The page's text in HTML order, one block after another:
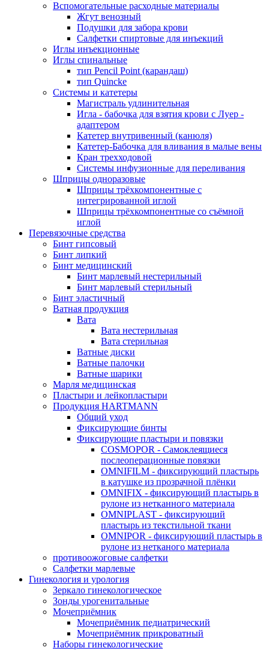
Вспомогательные расходные материалы
Жгут венозный
Подушки для забора крови
Салфетки спиртовые для инъекций
Иглы инъекционные
Иглы спинальные
тип Pencil Point (карандаш)
тип Quincke
Системы и катетеры
Магистраль удлинительная
Игла - бабочка для взятия крови с Луер -
адаптером
Катетер внутривенный (канюля)
Катетер-Бабочка для вливания в малые вены
Кран трехходовой
Системы инфузионные для переливания
Шприцы одноразовые
Шприцы трёхкомпонентные с
интегрированной иглой
Шприцы трёхкомпонентные со съёмной
иглой
Перевязочные средства
Бинт гипсовый
Бинт липкий
Бинт медицинский
Бинт марлевый нестерильный
Бинт марлевый стерильный
Бинт эластичный
Ватная продукция
Вата
Вата нестерильная
Вата стерильная
Ватные диски
Ватные палочки
Ватные шарики
Марля медицинская
Пластыри и лейкопластыри
Продукция HARTMANN
Общий уход
Фиксирующие бинты
Фиксирующие пластыри и повязки
COSMOPOR - Самоклеящиеся
послеоперационные повязки
OMNIFILM - фиксирующий пластырь
в катушке из прозрачной плёнки
OMNIFIX - фиксирующий пластырь в
рулоне из нетканного материала
OMNIPLAST - фиксирующий
пластырь из текстильной ткани
OMNIPOR - фиксирующий пластырь в
рулоне из нетканого материала
противоожоговые салфетки
Салфетки марлевые
Гинекология и урология
Зеркало гинекологическое
Зонды урогенитальные
Мочеприёмник
Мочеприёмник педиатрический
Мочеприёмник прикроватный
Наборы гинекологические